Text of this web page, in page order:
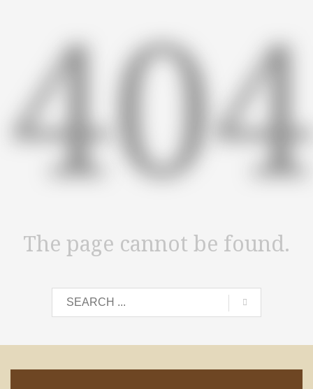
The page cannot be found.